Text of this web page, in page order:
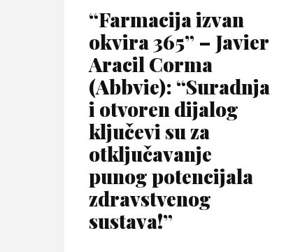
“Farmacija izvan
okvira 365” – Javier
Aracil Corma
(Abbvie): “Suradnja
i otvoren dijalog
ključevi su za
otključavanje
punog potencijala
zdravstvenog
sustava!”